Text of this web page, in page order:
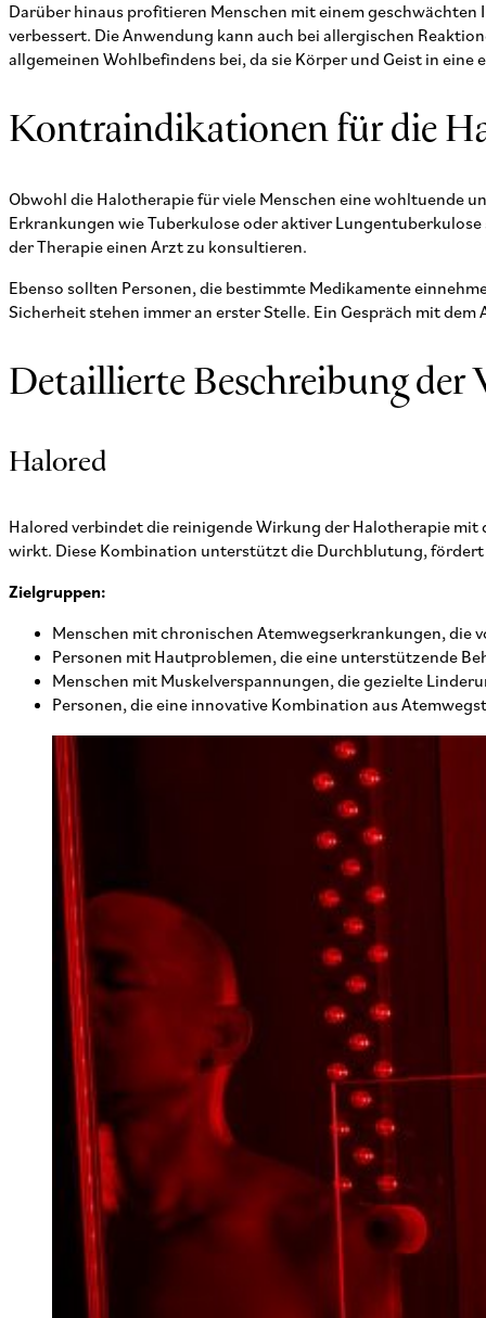
Darüber hinaus profitieren Menschen mit einem
verbessert. Die Anwendung kann auch bei allergischen
allgemeinen Wohlbefindens bei, da sie Körper und Geist in
Kontraindikationen für die
Obwohl die Halotherapie für viele Menschen eine wohltuende
Erkrankungen wie Tuberkulose oder aktiver
der Therapie einen Arzt zu konsultieren.
Ebenso sollten Personen, die bestimmte Medikamente
Sicherheit stehen immer an erster Stelle. Ein Gespräch mit
Detaillierte Beschreibung der
Halored
Halored verbindet die reinigende Wirkung der Halotherapie
wirkt. Diese Kombination unterstützt die Durchblutung,
Zielgruppen:
Menschen mit chronischen Atemwegserkrankungen, die
Personen mit Hautproblemen, die eine unterstützende
Menschen mit Muskelverspannungen, die gezielte
Personen, die eine innovative Kombination aus